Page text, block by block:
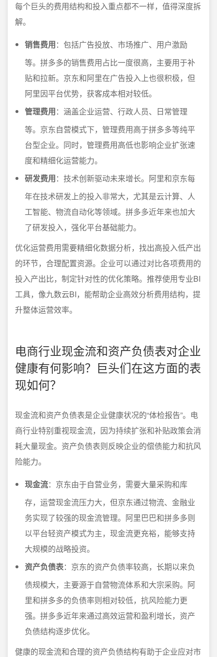
每个巨头的费用结构和投入重点都不一样，值得深度拆
解。
销售费用：包括广告投放、市场推广、用户激励
等。拼多多的销售费用占比一度很高，主要用于补
贴和拉新。京东和阿里在广告投入上也很积极，但
阿里因平台优势，获客成本相对较低。
管理费用：涵盖企业运营、行政人员、日常管理
等。京东自营模式下，管理费用高于拼多多等纯平
台型企业。同时，管理费用高低也影响企业扩张速
度和精细化运营能力。
研发费用：技术创新驱动未来增长。阿里和京东每
年在技术研发上的投入非常大，尤其是云计算、人
工智能、物流自动化等领域。拼多多近年来也加大
了研发投入，强化平台基础能力。
优化运营费用需要精细化数据分析，找出高投入低产出
的环节，合理配置资源。企业可以通过对比各项费用的
投入产出比，制定针对性的优化策略。推荐使用专业BI
工具，像九数云BI，能帮助企业高效分析费用结构，提
升整体运营效率。
电商行业现金流和资产负债表对企业
健康有何影响？巨头们在这方面的表
现如何？
现金流和资产负债表是企业健康状况的“体检报告”。电
商行业特别重视现金流，因为持续扩张和补贴政策会消
耗大量现金。资产负债表则反映企业的偿债能力和抗风
险能力。
现金流：京东由于自营业务，需要大量采购和库
存，运营现金流压力大，但京东通过物流、金融业
务实现了较强的现金流管理。阿里巴巴和拼多多则
以平台轻资产模式为主，现金流更充裕，能够支持
大规模的战略投资。
资产负债表：京东的资产负债率较高，长期以来负
债规模大，主要源于自营物流体系和大宗采购。阿
里和拼多多的负债率则相对较低，抗风险能力更
强。拼多多近年来通过高效运营和盈利增长，资产
负债结构逐步优化。
健康的现金流和合理的资产负债结构有助于企业应对市